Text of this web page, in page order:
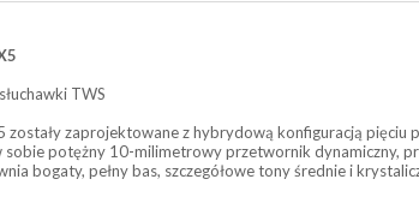
TWS
zostały zaprojektowane z hybrydową konfiguracją
sobie potężny 10-milimetrowy przetwornik
bogaty, pełny bas, szczegółowe tony średnie i